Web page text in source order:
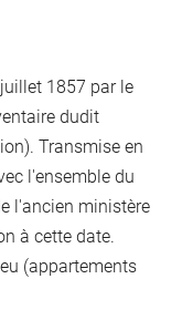
1857 par le
dudit
Transmise en
l'ensemble du
l'ancien ministère
à cette date.
(appartements